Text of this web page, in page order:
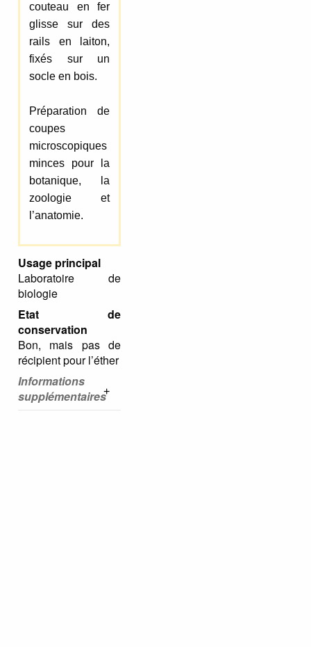
couteau en fer
glisse sur des
rails en laiton,
fixés sur un
socle en bois.
Préparation de
coupes
microscopiques
minces pour la
botanique, la
zoologie et
l’anatomie.
Usage principal
Laboratoire de
biologie
Etat de
conservation
Bon, mais pas de
récipient pour l’éther
Informations
supplémentaires